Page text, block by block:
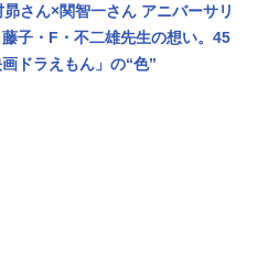
さん×関智一さん アニバーサリ
子・F・不二雄先生の想い。45
ドラえもん」の“色”